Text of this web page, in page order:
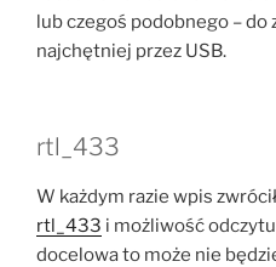
lub czegoś podobnego – do
najchętniej przez USB.
rtl_433
W każdym razie wpis
rtl_433 i możliwość
docelowa to może nie